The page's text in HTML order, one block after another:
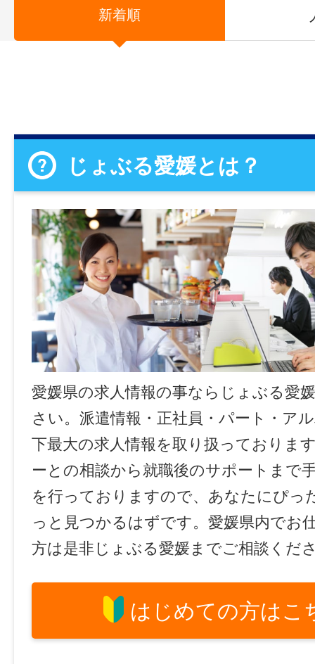
新着順
じょぶる愛媛とは？
愛媛県の求人情報の事ならじょぶる愛
さい。派遣情報・正社員・パート・ア
下最大の求人情報を取り扱っておりま
ーとの相談から就職後のサポートまで
を行っておりますので、あなたにぴっ
っと見つかるはずです。愛媛県内でお
方は是非じょぶる愛媛までご相談くだ
はじめての方はこ